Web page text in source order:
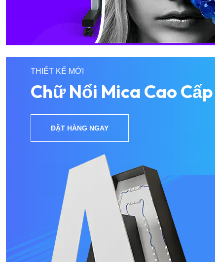
THIẾT KẾ MỚI
Chữ Nổi Mica Cao Cấp
ĐẶT HÀNG NGAY